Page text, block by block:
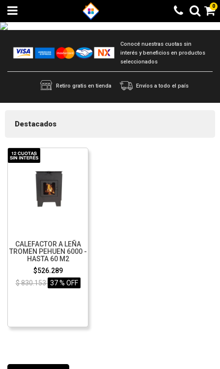
0
Conocé nuestras cuotas sin
interés y beneficios en productos
seleccionados
Retiro gratis en tienda Envíos a todo el país
Destacados
CALEFACTOR A LEÑA
TROMEN PEHUEN 6000 -
HASTA 60 M2
$526.289
$ 830.153 37 % OFF